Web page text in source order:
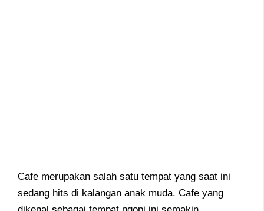
Cafe merupakan salah satu tempat yang saat ini
sedang hits di kalangan anak muda. Cafe yang